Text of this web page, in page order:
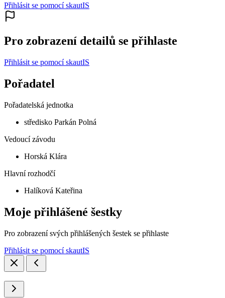
Přihlásit se pomocí skautIS
Pro zobrazení detailů se přihlaste
Přihlásit se pomocí skautIS
Pořadatel
Pořadatelská jednotka
středisko Parkán Polná
Vedoucí závodu
Horská Klára
Hlavní rozhodčí
Halíková Kateřina
Moje přihlášené šestky
Pro zobrazení svých přihlášených šestek se přihlaste
Přihlásit se pomocí skautIS